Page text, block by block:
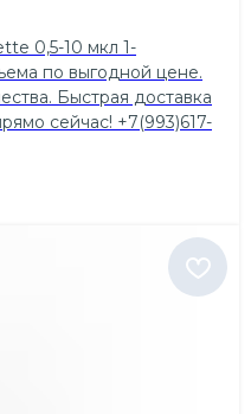
0,5-10 мкл 1-
по выгодной цене.
Быстрая доставка
сейчас! +7(993)617-